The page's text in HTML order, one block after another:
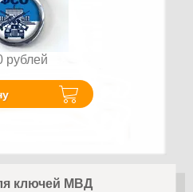
рублей
ключей МВД